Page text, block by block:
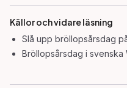
Källor och vidare läsning
Slå upp bröllopsårsdag
Bröllopsårsdag i svenska